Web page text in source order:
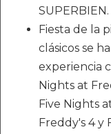
SUPERBIEN.
Fiesta de la
clásicos se
experiencia
Nights at
Five Nights
Freddy's 4 y